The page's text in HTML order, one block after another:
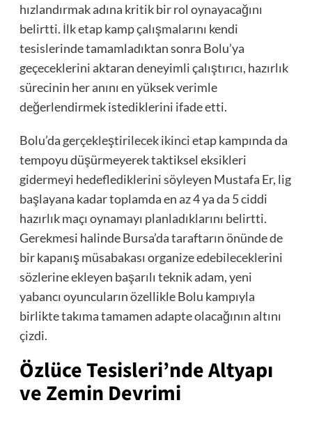
hızlandırmak adına kritik bir rol oynayacağını
belirtti. İlk etap kamp çalışmalarını kendi
tesislerinde tamamladıktan sonra Bolu’ya
geçeceklerini aktaran deneyimli çalıştırıcı, hazırlık
sürecinin her anını en yüksek verimle
değerlendirmek istediklerini ifade etti.
Bolu’da gerçekleştirilecek ikinci etap kampında da
tempoyu düşürmeyerek taktiksel eksikleri
gidermeyi hedeflediklerini söyleyen Mustafa Er, lig
başlayana kadar toplamda en az 4 ya da 5 ciddi
hazırlık maçı oynamayı planladıklarını belirtti.
Gerekmesi halinde Bursa’da taraftarın önünde de
bir kapanış müsabakası organize edebileceklerini
sözlerine ekleyen başarılı teknik adam, yeni
yabancı oyuncuların özellikle Bolu kampıyla
birlikte takıma tamamen adapte olacağının altını
çizdi.
Özlüce Tesisleri’nde Altyapı
ve Zemin Devrimi